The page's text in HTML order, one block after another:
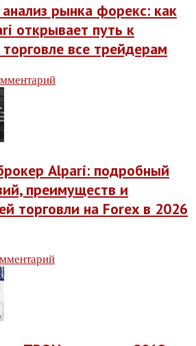
рынка форекс: как
открывает путь к
все трейдерам
Alpari: подробный
преимуществ и
торговли на Forex в 2026